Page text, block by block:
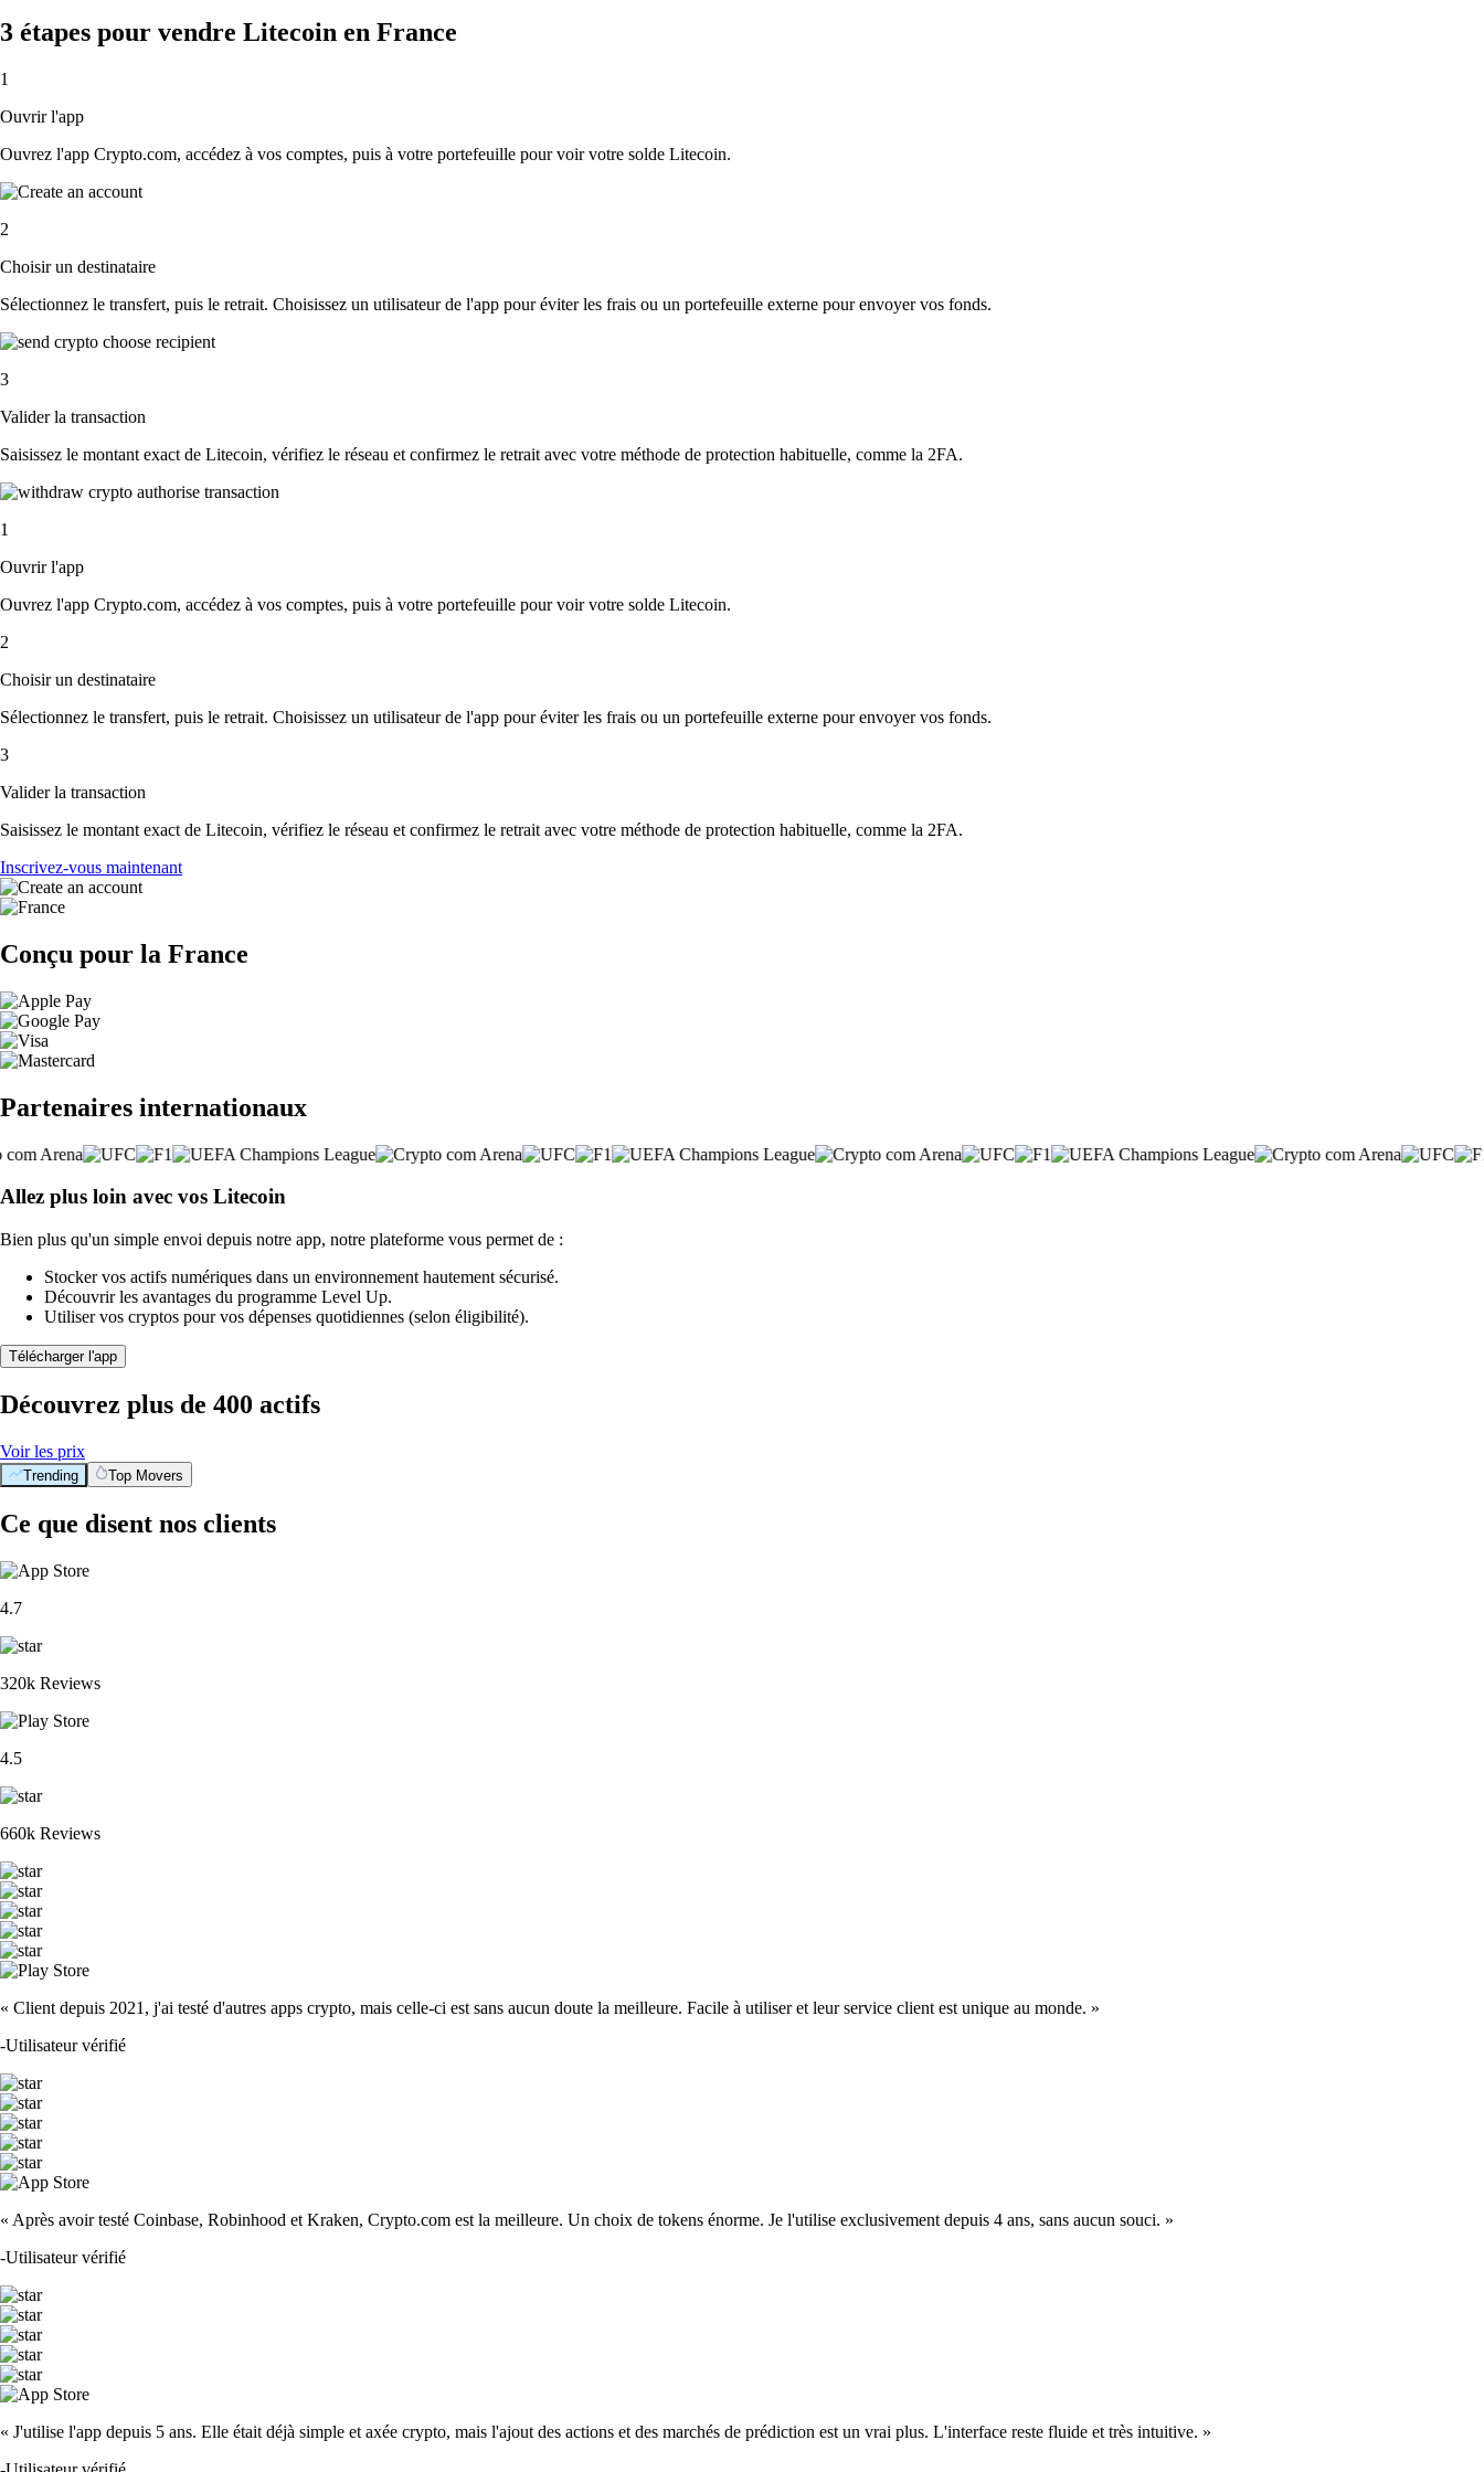
3 étapes pour vendre Litecoin en France
1
Ouvrir l'app
Ouvrez l'app Crypto.com, accédez à vos comptes, puis à votre portefeuille pour voir votre solde Litecoin.
2
Choisir un destinataire
Sélectionnez le transfert, puis le retrait. Choisissez un utilisateur de l'app pour éviter les frais ou un portefeuille externe pour envoyer vos fonds.
3
Valider la transaction
Saisissez le montant exact de Litecoin, vérifiez le réseau et confirmez le retrait avec votre méthode de protection habituelle, comme la 2FA.
1
Ouvrir l'app
Ouvrez l'app Crypto.com, accédez à vos comptes, puis à votre portefeuille pour voir votre solde Litecoin.
2
Choisir un destinataire
Sélectionnez le transfert, puis le retrait. Choisissez un utilisateur de l'app pour éviter les frais ou un portefeuille externe pour envoyer vos fonds.
3
Valider la transaction
Saisissez le montant exact de Litecoin, vérifiez le réseau et confirmez le retrait avec votre méthode de protection habituelle, comme la 2FA.
Inscrivez-vous maintenant
Conçu pour la France
Partenaires internationaux
Allez plus loin avec vos Litecoin
Bien plus qu'un simple envoi depuis notre app, notre plateforme vous permet de :
Stocker vos actifs numériques dans un environnement hautement sécurisé.
Découvrir les avantages du programme Level Up.
Utiliser vos cryptos pour vos dépenses quotidiennes (selon éligibilité).
Télécharger l'app
Découvrez plus de 400 actifs
Voir les prix
Trending Top Movers
Ce que disent nos clients
4.7
320k Reviews
4.5
660k Reviews
« Client depuis 2021, j'ai testé d'autres apps crypto, mais celle-ci est sans aucun doute la meilleure. Facile à utiliser et leur service client est unique au monde. »
-Utilisateur vérifié
« Après avoir testé Coinbase, Robinhood et Kraken, Crypto.com est la meilleure. Un choix de tokens énorme. Je l'utilise exclusivement depuis 4 ans, sans aucun souci. »
-Utilisateur vérifié
« J'utilise l'app depuis 5 ans. Elle était déjà simple et axée crypto, mais l'ajout des actions et des marchés de prédiction est un vrai plus. L'interface reste fluide et très intuitive. »